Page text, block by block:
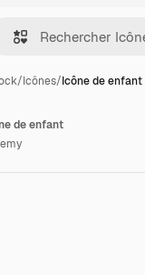
/Icônes/Icône de enfant
de enfant